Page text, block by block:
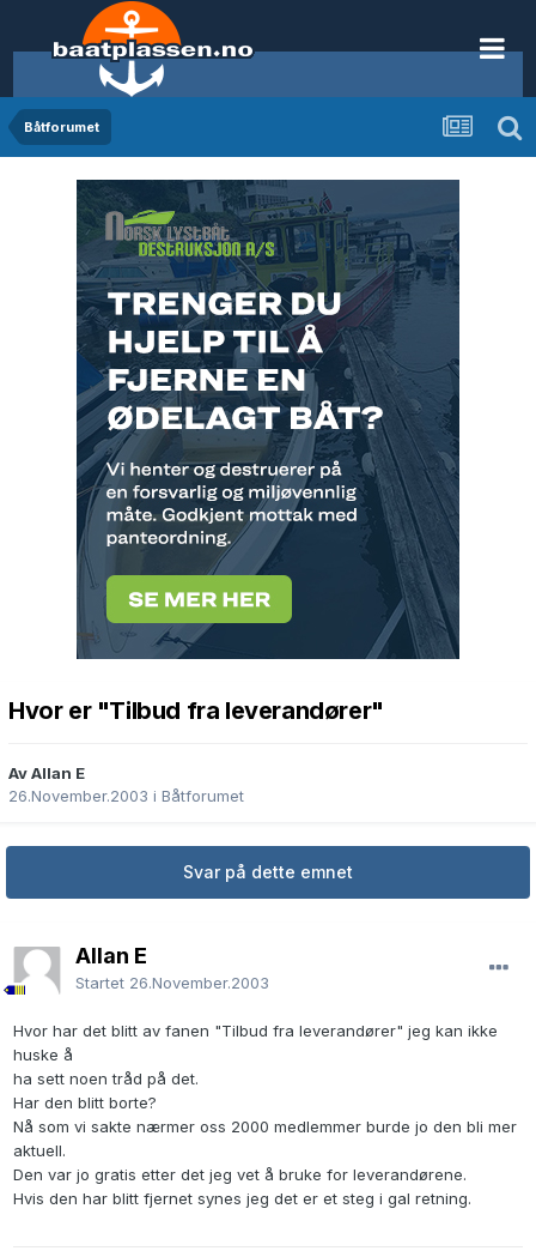
Båtforumet
Hvor er "Tilbud fra leverandører"
Av Allan E
26.November.2003 i Båtforumet
Svar på dette emnet
Allan E
Startet 26.November.2003
Hvor har det blitt av fanen "Tilbud fra leverandører" jeg kan ikke
huske å
ha sett noen tråd på det.
Har den blitt borte?
Nå som vi sakte nærmer oss 2000 medlemmer burde jo den bli mer
aktuell.
Den var jo gratis etter det jeg vet å bruke for leverandørene.
Hvis den har blitt fjernet synes jeg det er et steg i gal retning.